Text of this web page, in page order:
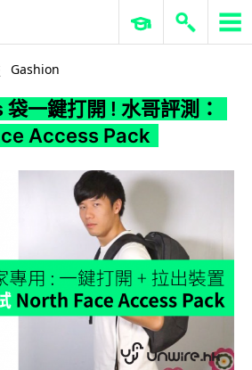
ERP 與商業 AI
Gashion
一鍵打開 ! 水哥評測：
Access Pack